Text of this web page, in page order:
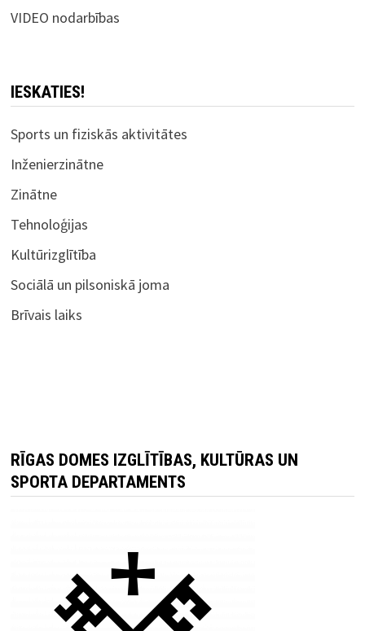
VIDEO nodarbības
IESKATIES!
Sports un fiziskās aktivitātes
Inženierzinātne
Zinātne
Tehnoloģijas
Kultūrizglītība
Sociālā un pilsoniskā joma
Brīvais laiks
RĪGAS DOMES IZGLĪTĪBAS, KULTŪRAS UN
SPORTA DEPARTAMENTS